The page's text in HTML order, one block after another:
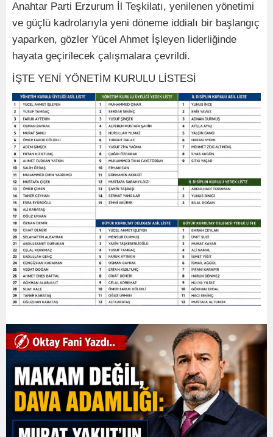
Anahtar Parti Erzurum İl Teşkilatı, yenilenen yönetimi
ve güçlü kadrolarıyla yeni döneme iddialı bir başlangıç
yaparken, gözler Yücel Ahmet İşleyen liderliğinde
hayata geçirilecek çalışmalara çevrildi.
İŞTE YENİ YÖNETİM KURULU LİSTESİ